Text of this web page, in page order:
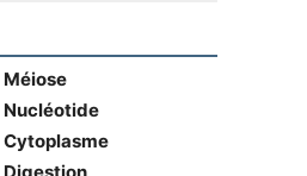
Méiose
Nucléotide
Cytoplasme